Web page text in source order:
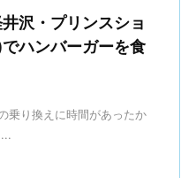
沢・プリンスショ
ハンバーガーを食
乗り換えに時間があったか